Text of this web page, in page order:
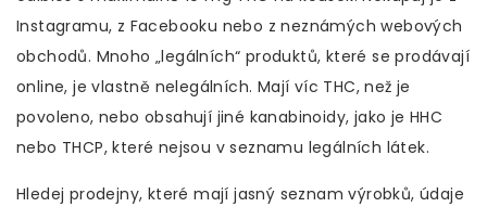
Instagramu, z Facebooku nebo z neznámých webových
obchodů. Mnoho „legálních“ produktů, které se prodávají
online, je vlastně nelegálních. Mají víc THC, než je
povoleno, nebo obsahují jiné kanabinoidy, jako je HHC
nebo THCP, které nejsou v seznamu legálních látek.
Hledej prodejny, které mají jasný seznam výrobků, údaje